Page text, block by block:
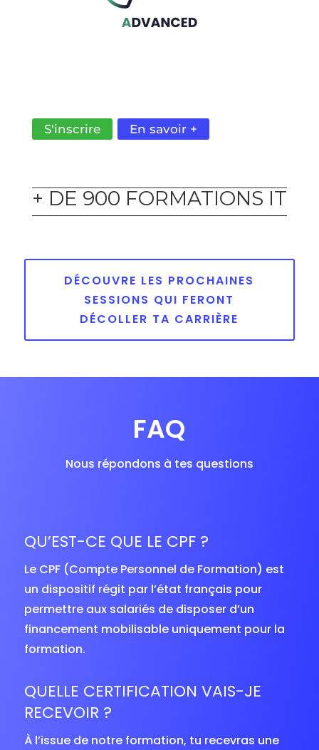
S'inscrire En savoir +
+ DE 900 FORMATIONS IT
DÉCOUVRE LES PROCHAINES
SESSIONS QUI FERONT
DÉCOLLER TA CARRIÈRE
FAQ
Nous répondons à tes questions
QU’EST-CE QUE LE CPF ?
Le CPF (Compte Personnel de Formation) est
un dispositif régit par l’état français pour
permettre aux salariés de disposer d’un
financement mobilisable uniquement pour la
formation.
QUELLE CERTIFICATION VAIS-JE
RECEVOIR ?
À l’issue de notre formation, tu recevras une